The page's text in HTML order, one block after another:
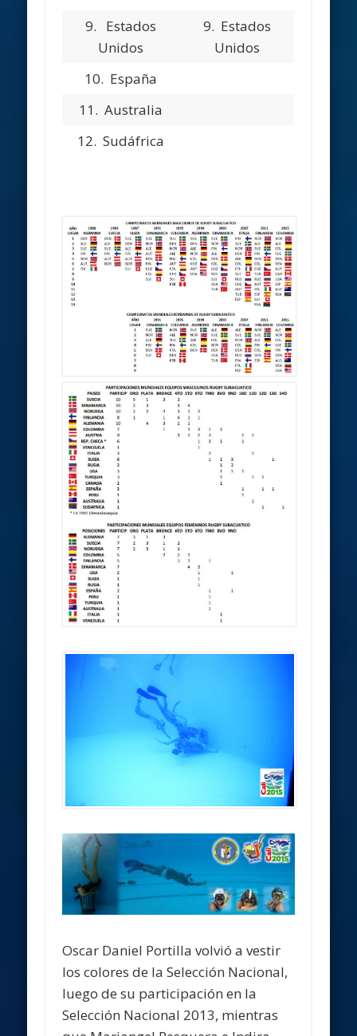
9.
Estados
Unidos
9. Estados
Unidos
10. España
11. Australia
12. Sudáfrica
Oscar Daniel Portilla volvió a vestir
los colores de la Selección Nacional,
luego de su participación en la
Selección Nacional 2013, mientras